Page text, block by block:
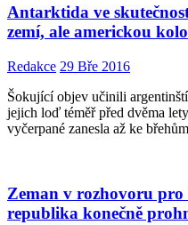
Antarktida ve
zemí, ale americkou
Redakce 29 Bře 2016
Šokující objev učinili
jejich loď téměř před dvěma
vyčerpané zanesla až ke
Zeman v rozhovoru pro
republika konečně